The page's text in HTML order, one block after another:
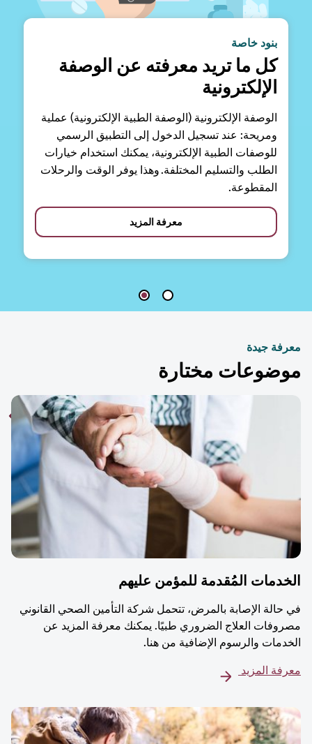
بنود خاصة
كل ما تريد معرفته عن الوصفة
الإلكترونية
الوصفة الإلكترونية (الوصفة الطبية الإلكترونية) عملية
ومريحة: عند تسجيل الدخول إلى التطبيق الرسمي
للوصفات الطبية الإلكترونية، يمكنك استخدام خيارات
الطلب والتسليم المختلفة. وهذا يوفر الوقت والرحلات
المقطوعة.
معرفة المزيد
جيدة
مختارة
المُقدمة للمؤمن عليهم
الإصابة بالمرض، تتحمل شركة التأمين الصحي القانوني
العلاج الضروري طبيًا. يمكنك معرفة المزيد عن
والرسوم الإضافية من هنا.
المزيد